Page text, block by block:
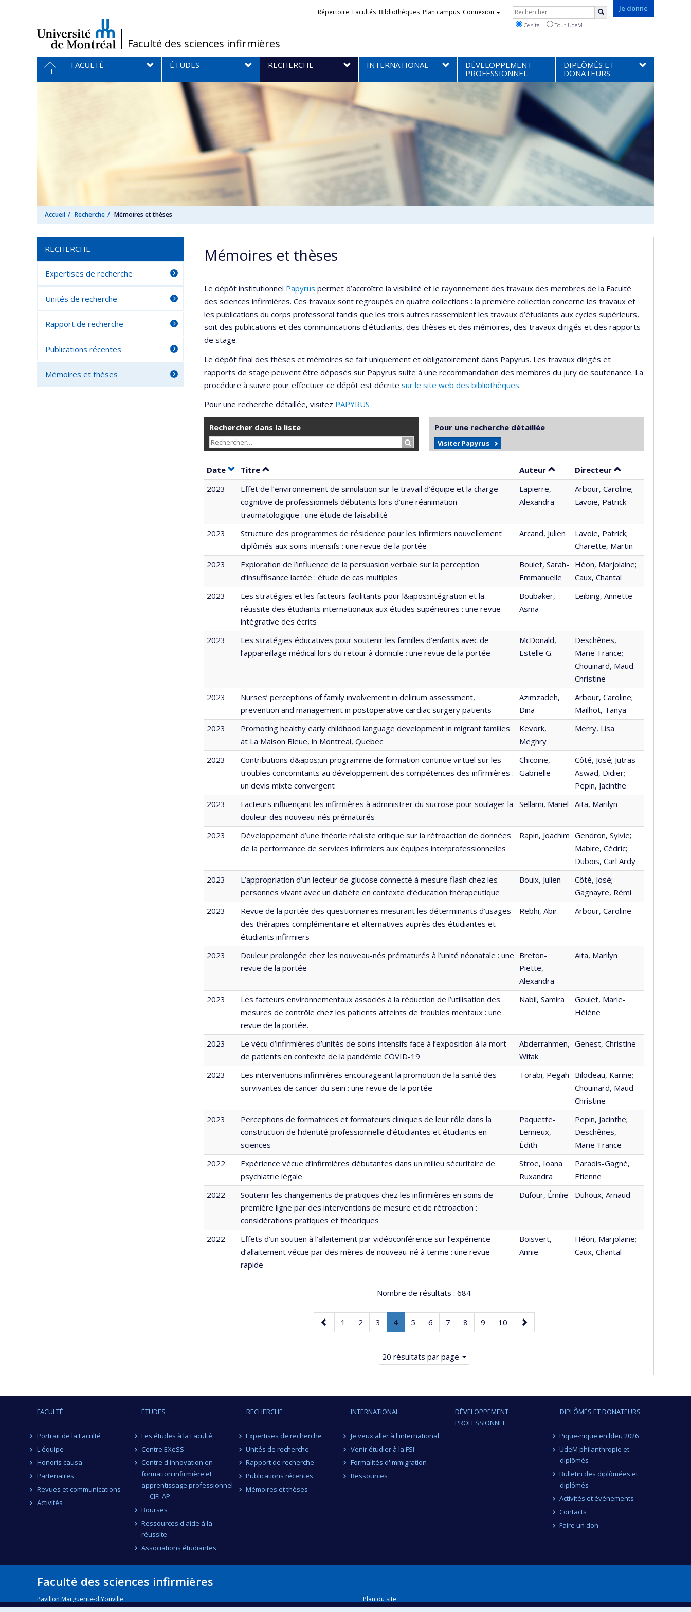
/Faculté des sciences infirmières
Je donne
Liens
Répertoire Facultés Bibliothèques Plan campus Connexion Rechercher
Ce site Tout UdeM
Navigation
principale
ACCUEIL
FACULTÉ ÉTUDES RECHERCHE INTERNATIONAL
DÉVELOPPEMENT
PROFESSIONNEL
DIPLÔMÉS ET
DONATEURS
Accueil Recherche Mémoires et thèses
Mémoires et thèses
Le dépôt institutionnel Papyrus permet d’accroître la visibilité et le rayonnement des travaux des membres de la Faculté
des sciences infirmières. Ces travaux sont regroupés en quatre collections : la première collection concerne les travaux et
les publications du corps professoral tandis que les trois autres rassemblent les travaux d’étudiants aux cycles supérieurs,
soit des publications et des communications d’étudiants, des thèses et des mémoires, des travaux dirigés et des rapports
de stage.
Le dépôt final des thèses et mémoires se fait uniquement et obligatoirement dans Papyrus. Les travaux dirigés et
rapports de stage peuvent être déposés sur Papyrus suite à une recommandation des membres du jury de soutenance. La
procédure à suivre pour effectuer ce dépôt est décrite sur le site web des bibliothèques.
Pour une recherche détaillée, visitez PAPYRUS
Rechercher dans la liste
Rechercher…
Pour une recherche détaillée
Visiter Papyrus
Date Trier par date en ordre croissant
Titre Trier par titre en ordre croissant Auteur Trier par auteur en ordre croissant
Directeur par contributeur
2023
Effet de l’environnement de simulation sur le travail d’équipe et la charge
cognitive de professionnels débutants lors d’une réanimation
traumatologique : une étude de faisabilité
Lapierre,
Alexandra
Arbour, Caroline;
Lavoie, Patrick
2023
Structure des programmes de résidence pour les infirmiers nouvellement
diplômés aux soins intensifs : une revue de la portée
Arcand, Julien
Lavoie, Patrick;
Charette, Martin
2023
Exploration de l’influence de la persuasion verbale sur la perception
d’insuffisance lactée : étude de cas multiples
Boulet, Sarah-
Emmanuelle
Héon, Marjolaine;
Caux, Chantal
2023
Les stratégies et les facteurs facilitants pour l&apos;intégration et la
réussite des étudiants internationaux aux études supérieures : une revue
intégrative des écrits
Boubaker,
Asma
Leibing, Annette
2023
Les stratégies éducatives pour soutenir les familles d’enfants avec de
l’appareillage médical lors du retour à domicile : une revue de la portée
McDonald,
Estelle G.
Deschênes,
Marie-France;
Chouinard, Maud-
Christine
2023
Nurses’ perceptions of family involvement in delirium assessment,
prevention and management in postoperative cardiac surgery patients
Azimzadeh,
Dina
Arbour, Caroline;
Mailhot, Tanya
2023
Promoting healthy early childhood language development in migrant families
at La Maison Bleue, in Montreal, Quebec
Kevork,
Meghry
Merry, Lisa
2023
Contributions d&apos;un programme de formation continue virtuel sur les
troubles concomitants au développement des compétences des infirmières :
un devis mixte convergent
Chicoine,
Gabrielle
Côté, José; Jutras-
Aswad, Didier;
Pepin, Jacinthe
2023
Facteurs influençant les infirmières à administrer du sucrose pour soulager la
douleur des nouveau-nés prématurés
Sellami, Manel Aita, Marilyn
2023
Développement d’une théorie réaliste critique sur la rétroaction de données
de la performance de services infirmiers aux équipes interprofessionnelles
Rapin, Joachim Gendron, Sylvie;
Mabire, Cédric;
Dubois, Carl Ardy
2023
L’appropriation d’un lecteur de glucose connecté à mesure flash chez les
personnes vivant avec un diabète en contexte d’éducation thérapeutique
Bouix, Julien
Côté, José;
Gagnayre, Rémi
2023
Revue de la portée des questionnaires mesurant les déterminants d’usages
des thérapies complémentaire et alternatives auprès des étudiantes et
étudiants infirmiers
Rebhi, Abir Arbour, Caroline
2023
Douleur prolongée chez les nouveau-nés prématurés à l’unité néonatale : une
revue de la portée
Breton-
Piette,
Alexandra
Aita, Marilyn
2023
Les facteurs environnementaux associés à la réduction de l’utilisation des
mesures de contrôle chez les patients atteints de troubles mentaux : une
revue de la portée.
Nabil, Samira
Goulet, Marie-
Hélène
2023
Le vécu d’infirmières d’unités de soins intensifs face à l’exposition à la mort
de patients en contexte de la pandémie COVID-19
Abderrahmen,
Wifak
Genest, Christine
2023
Les interventions infirmières encourageant la promotion de la santé des
survivantes de cancer du sein : une revue de la portée
Torabi, Pegah
Bilodeau, Karine;
Chouinard, Maud-
Christine
2023
Perceptions de formatrices et formateurs cliniques de leur rôle dans la
construction de l’identité professionnelle d’étudiantes et étudiants en
sciences
Paquette-
Lemieux,
Édith
Pepin, Jacinthe;
Deschênes,
Marie-France
2022
Expérience vécue d’infirmières débutantes dans un milieu sécuritaire de
psychiatrie légale
Stroe, Ioana
Ruxandra
Paradis-Gagné,
Etienne
2022
Soutenir les changements de pratiques chez les infirmières en soins de
première ligne par des interventions de mesure et de rétroaction :
considérations pratiques et théoriques
Dufour, Émilie Duhoux, Arnaud
2022
Effets d’un soutien à l’allaitement par vidéoconférence sur l’expérience
d’allaitement vécue par des mères de nouveau-né à terme : une revue
rapide
Boisvert,
Annie
Héon, Marjolaine;
Caux, Chantal
Nombre de résultats : 684
Page
précédente
Page
1 Page
2 Page
3 Page
4.
Page
courante.
Page
5 Page
6 Page
7 Page
8 Page
9 Page
10
Page
suivante
20 résultats par page
RECHERCHE
Expertises de recherche
Unités de recherche
Rapport de recherche
Publications récentes
Mémoires et thèses
FACULTÉ
Portrait de la Faculté
L'équipe
Honoris causa
Partenaires
Revues et communications
Activités
ÉTUDES
Les études à la Faculté
Centre EXeSS
Centre d'innovation en
formation infirmière et
apprentissage professionnel
— CIFI-AP
Bourses
Ressources d'aide à la
réussite
Associations étudiantes
RECHERCHE
Expertises de recherche
Unités de recherche
Rapport de recherche
Publications récentes
Mémoires et thèses
INTERNATIONAL
Je veux aller à l'international
Venir étudier à la FSI
Formalités d'immigration
Ressources
DÉVELOPPEMENT
PROFESSIONNEL
DIPLÔMÉS ET DONATEURS
Pique-nique en bleu 2026
UdeM philanthropie et
diplômés
Bulletin des diplômées et
diplômés
Activités et événements
Contacts
Faire un don
Faculté des sciences infirmières
Pavillon Marguerite-d'Youville
2375, chemin de la Côte-Sainte-Catherine
Plan du site